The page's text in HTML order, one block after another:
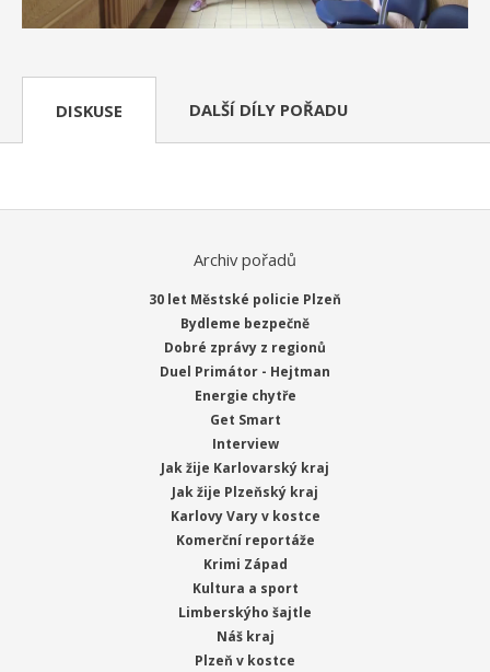
DISKUSE DALŠÍ DÍLY POŘADU
Archiv pořadů
30 let Městské policie Plzeň
Bydleme bezpečně
Dobré zprávy z regionů
Duel Primátor - Hejtman
Energie chytře
Get Smart
Interview
Jak žije Karlovarský kraj
Jak žije Plzeňský kraj
Karlovy Vary v kostce
Komerční reportáže
Krimi Západ
Kultura a sport
Limberskýho šajtle
Náš kraj
Plzeň v kostce